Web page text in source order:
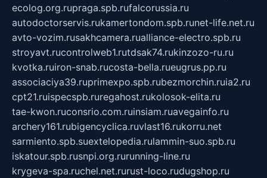
ecolog.org.rupraga.spb.rufalcorussia.ru
autodoctorservis.rukamertondom.spb.runet-life.net.ru
avto-vozim.rusakhcamera.rualliance-electro.spb.ru
stroyavt.rucontrolweb1.rutdsak74.rukinzozo-ru.ru
kvotka.ruiron-snab.rucosta-bella.rueugrus.pp.ru
associaciya39.ruprimexpo.spb.rubezmorchin.ruia2.ru
cpt21.ruispecspb.ruregahost.rukolosok-elita.ru
tae-kwon.ruconsrio.com.ruinsiam.ruavegainfo.ru
archery161.rubigencyclica.ruvlast16.rukorru.net
sarmiento.spb.suextelopedia.rulammin-suo.spb.ru
iskatour.spb.rusnpi.org.rurunning-line.ru
krygeva-spa.ruchel.net.rurust-loco.rudugshop.ru